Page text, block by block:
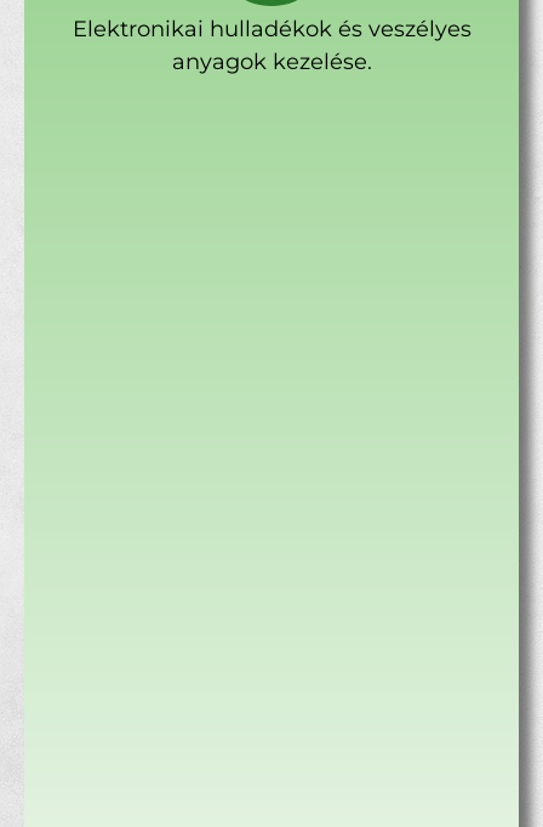
Elektronikai hulladékok és veszélyes
anyagok kezelése.